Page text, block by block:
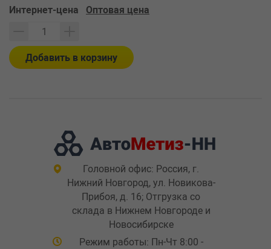
Интернет-цена Оптовая цена
Добавить в корзину
Головной офис: Россия, г.
Нижний Новгород, ул. Новикова-
Прибоя, д. 16; Отгрузка со
склада в Нижнем Новгороде и
Новосибирске
Режим работы: Пн-Чт 8:00 -